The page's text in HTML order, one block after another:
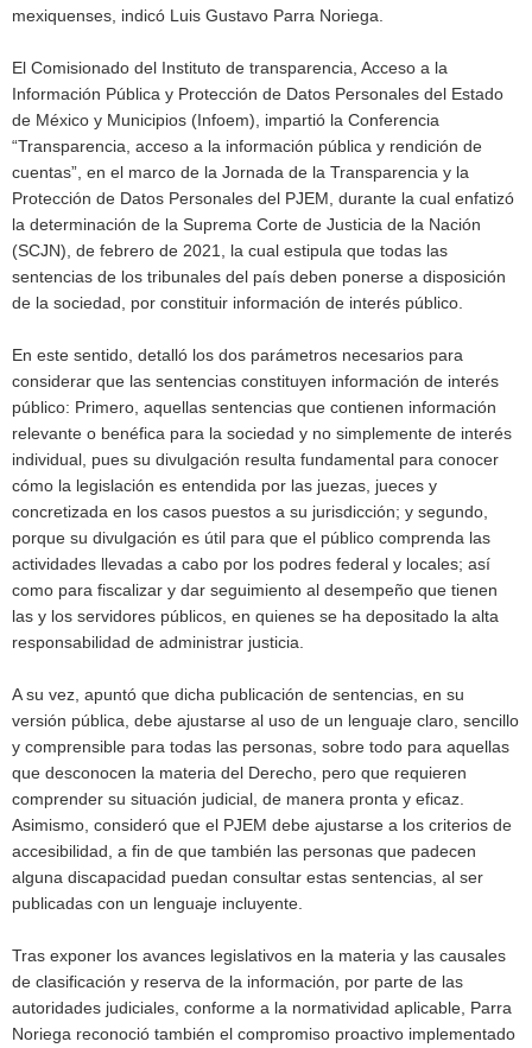
mexiquenses, indicó Luis Gustavo Parra Noriega.
El Comisionado del Instituto de transparencia, Acceso a la
Información Pública y Protección de Datos Personales del Estado
de México y Municipios (Infoem), impartió la Conferencia
“Transparencia, acceso a la información pública y rendición de
cuentas”, en el marco de la Jornada de la Transparencia y la
Protección de Datos Personales del PJEM, durante la cual enfatizó
la determinación de la Suprema Corte de Justicia de la Nación
(SCJN), de febrero de 2021, la cual estipula que todas las
sentencias de los tribunales del país deben ponerse a disposición
de la sociedad, por constituir información de interés público.
En este sentido, detalló los dos parámetros necesarios para
considerar que las sentencias constituyen información de interés
público: Primero, aquellas sentencias que contienen información
relevante o benéfica para la sociedad y no simplemente de interés
individual, pues su divulgación resulta fundamental para conocer
cómo la legislación es entendida por las juezas, jueces y
concretizada en los casos puestos a su jurisdicción; y segundo,
porque su divulgación es útil para que el público comprenda las
actividades llevadas a cabo por los podres federal y locales; así
como para fiscalizar y dar seguimiento al desempeño que tienen
las y los servidores públicos, en quienes se ha depositado la alta
responsabilidad de administrar justicia.
A su vez, apuntó que dicha publicación de sentencias, en su
versión pública, debe ajustarse al uso de un lenguaje claro, sencillo
y comprensible para todas las personas, sobre todo para aquellas
que desconocen la materia del Derecho, pero que requieren
comprender su situación judicial, de manera pronta y eficaz.
Asimismo, consideró que el PJEM debe ajustarse a los criterios de
accesibilidad, a fin de que también las personas que padecen
alguna discapacidad puedan consultar estas sentencias, al ser
publicadas con un lenguaje incluyente.
Tras exponer los avances legislativos en la materia y las causales
de clasificación y reserva de la información, por parte de las
autoridades judiciales, conforme a la normatividad aplicable, Parra
Noriega reconoció también el compromiso proactivo implementado